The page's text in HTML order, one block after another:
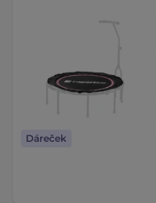
Dáreček